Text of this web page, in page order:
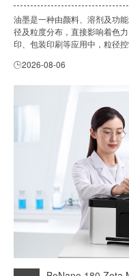
油墨是一种由颜料、溶剂及功
径及粒度分布，直接影响着色
印、包装印刷等应用中，粒径
2026-08-06